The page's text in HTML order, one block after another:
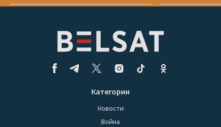
Категории
Новости
Война